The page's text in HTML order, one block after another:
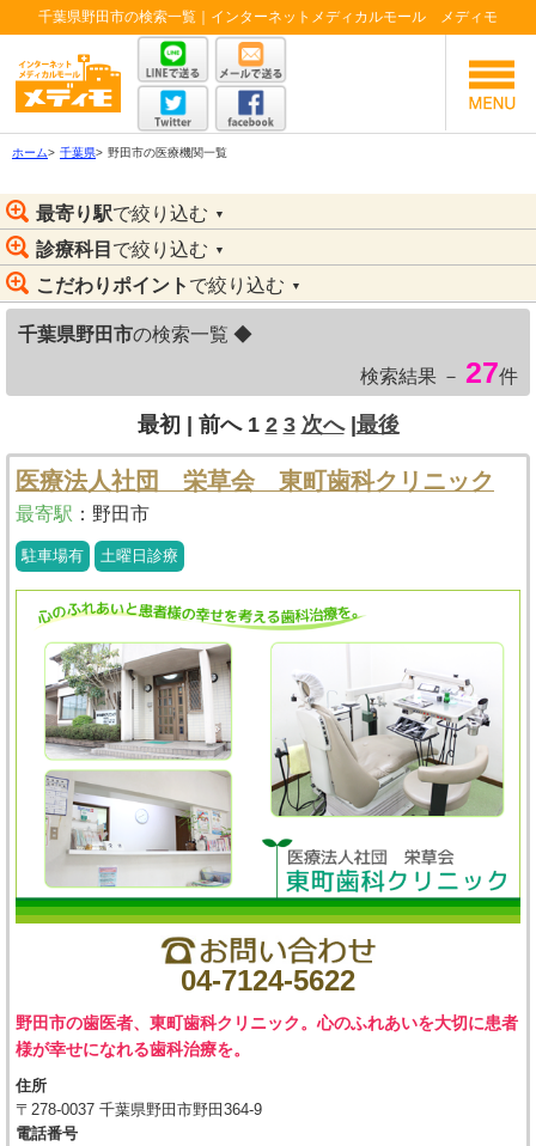
千葉県野田市の検索一覧｜インターネットメディカルモール メディモ
ホーム> 千葉県> 野田市の医療機関一覧
最寄り駅で絞り込む ▼
診療科目 で絞り込む ▼
こだわりポイント で絞り込む ▼
千葉県野田市の検索一覧 ◆
検索結果 － 27件
最初 | 前へ 1 2 3 次へ|最後
医療法人社団 栄草会 東町歯科クリニック
最寄駅 ： 野田市
駐車場有 土曜日診療
04-7124-5622
野田市の歯医者、東町歯科クリニック。心のふれあいを大切に患者
様が幸せになれる歯科治療を。
住所
〒278-0037 千葉県野田市野田364-9
電話番号